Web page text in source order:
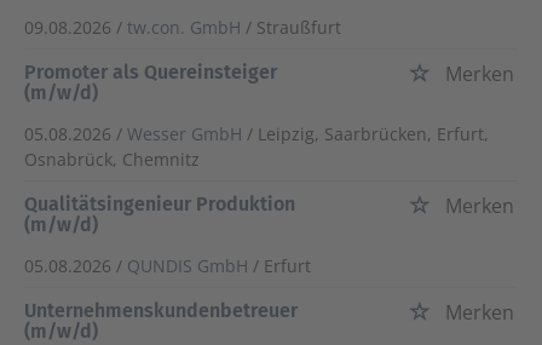
09.08.2026 / tw.con. GmbH / Straußfurt
Promoter als Quereinsteiger
(m/w/d)
Merken
05.08.2026 / Wesser GmbH / Leipzig, Saarbrücken, Erfurt,
Osnabrück, Chemnitz
Qualitätsingenieur Produktion
(m/w/d)
Merken
05.08.2026 / QUNDIS GmbH / Erfurt
Unternehmenskundenbetreuer
(m/w/d)
Merken